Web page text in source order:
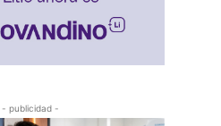
- publicidad -